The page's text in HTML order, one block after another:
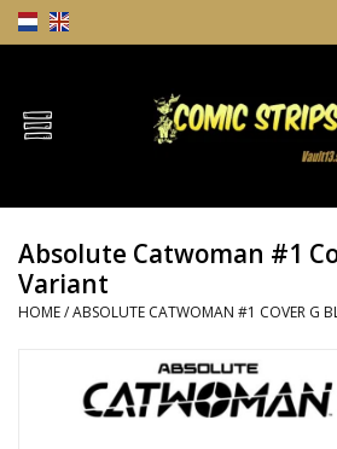
Home
TPB's
Incentives
Comic Protection
Absolute Catwoman #1
Variant
HOME/ABSOLUTE CATWOMAN #1 COVER G